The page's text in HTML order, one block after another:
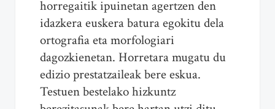
horregaitik ipuinetan agertzen den
idazkera euskera batura egokitu dela
ortografia eta morfologiari
dagozkienetan. Horretara mugatu du
edizio prestatzaileak bere eskua.
Testuen bestelako hizkuntz